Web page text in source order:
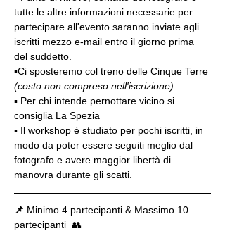
tutte le altre informazioni necessarie per
partecipare all'evento saranno inviate agli
iscritti mezzo e-mail entro il giorno prima
del suddetto.
▪️Ci sposteremo col treno delle Cinque Terre
(costo non compreso nell'iscrizione)
▪️ Per chi intende pernottare vicino si
consiglia La Spezia
▪️ Il workshop è studiato per pochi iscritti, in
modo da poter essere seguiti meglio dal
fotografo e avere maggior libertà di
manovra durante gli scatti.
📌 Minimo 4 partecipanti & Massimo 10
partecipanti  👥